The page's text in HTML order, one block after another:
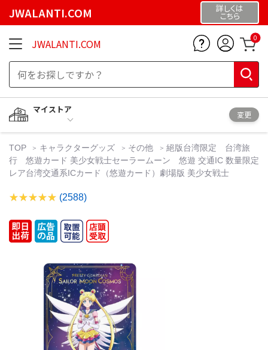
JWALANTI.COM 詳しくは
こちら
JWALANTI.COM 0
マイストア
変更
TOP キャラクターグッズ その他
絕版台湾限定 台湾旅
行 悠遊カード 美少女戦士セーラームーン 悠遊 交通IC 数量限定
レア台湾交通系ICカード（悠遊カード）劇場版 美少女戦士
(2588)